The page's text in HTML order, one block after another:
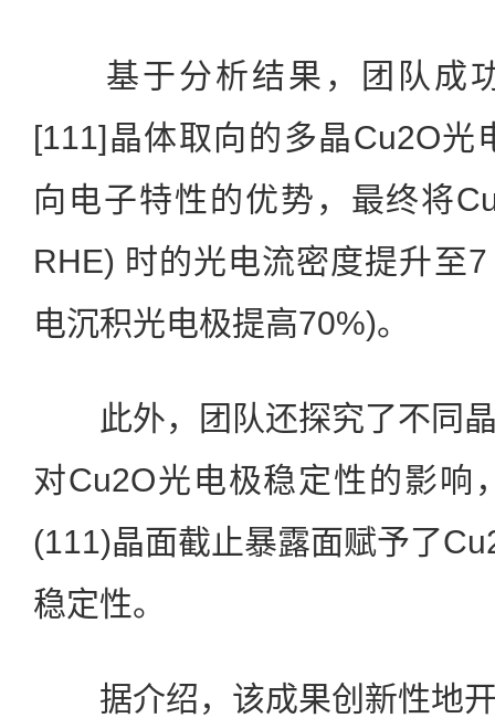
基于分析结果，团队成
[111]晶体取向的多晶Cu2O光
向电子特性的优势，最终将
RHE) 时的光电流密度提升至
电沉积光电极提高70%)。
此外，团队还探究了不同晶
对Cu2O光电极稳定性的影响
(111)晶面截止暴露面赋予了
稳定性。
据介绍，该成果创新性地开